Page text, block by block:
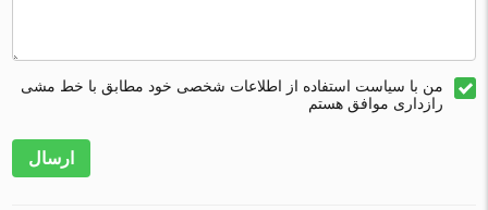
من با سیاست استفاده از اطلاعات شخصی خود مطابق با خط مشی
رازداری موافق هستم
ارسال